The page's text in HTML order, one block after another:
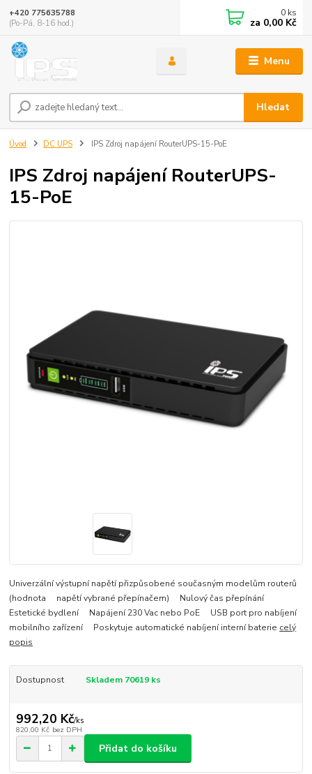
Menu
Hledat
+420 775635788
(Po-Pá, 8-16 hod.)
0 ks
za 0,00 Kč
Úvod DC UPS IPS Zdroj napájení RouterUPS-15-PoE
IPS Zdroj napájení RouterUPS-
15-PoE
Univerzální výstupní napětí přizpůsobené současným modelům routerů
(hodnota napětí vybrané přepínačem) Nulový čas přepínání
Estetické bydlení Napájení 230 Vac nebo PoE USB port pro nabíjení
mobilního zařízení Poskytuje automatické nabíjení interní baterie celý
popis
Dostupnost Skladem 70619 ks
992,20 Kč/ks
820,00 Kč bez DPH
Přidat do košíku